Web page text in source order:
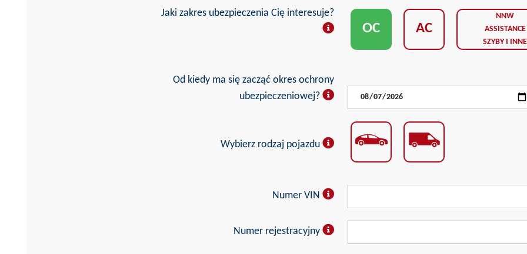
Jaki zakres ubezpieczenia Cię interesuje?
OC AC
NNW
ASSISTANCE
SZYBY I INNE
Od kiedy ma się zacząć okres ochrony
ubezpieczeniowej?
Wybierz rodzaj pojazdu
Numer VIN
Numer rejestracyjny